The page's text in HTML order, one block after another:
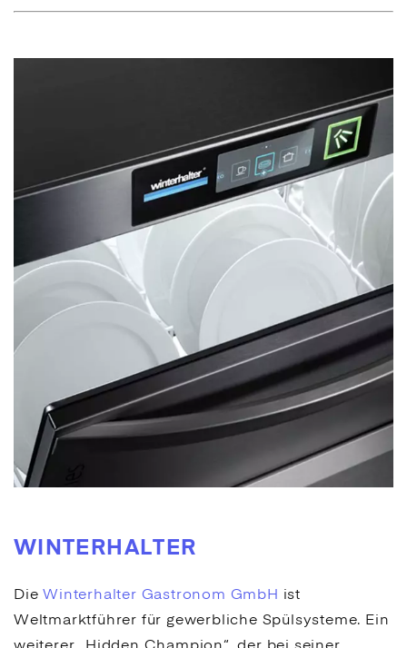
WINTERHALTER
DieWinterhalter Gastronom GmbH ist
Weltmarktführer für gewerbliche Spülsysteme. Ein